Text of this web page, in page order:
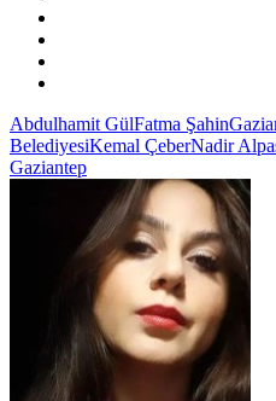
Abdulhamit GülFatma Şahin
BelediyesiKemal ÇeberNadir
Gaziantep